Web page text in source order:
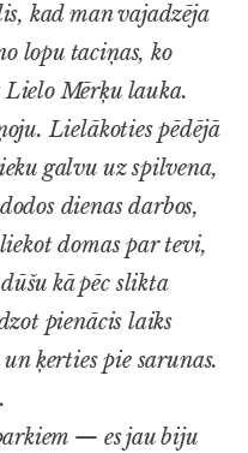
kad man vajadzēja
lopu taciņas, ko
Mērķu lauka.
Lielākoties pēdējā
galvu uz spilvena,
dienas darbos,
domas par tevi,
kā pēc slikta
pienācis laiks
ķerties pie sarunas.
— es jau biju